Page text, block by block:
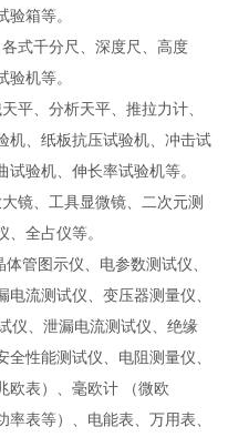
验箱等。
式千分尺、深度尺、高度
验机等。
平、分析天平、推拉力计、
机、纸板抗压试验机、冲击试
验机、伸长率试验机等。
镜、工具显微镜、二次元测
全占仪等。
管图示仪、电参数测试仪、
流测试仪、变压器测量仪、
仪、泄漏电流测试仪、绝缘
性能测试仪、电阻测量仪、
欧表）、毫欧计 （微欧
表等）、电能表、万用表、